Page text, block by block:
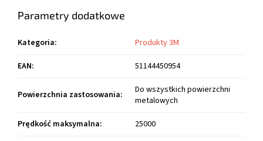
Parametry dodatkowe
Kategoria:
Produkty 3M
EAN: 51144450954
Powierzchnia zastosowania:
Do wszystkich powierzchni
metalowych
Prędkość maksymalna:
25000